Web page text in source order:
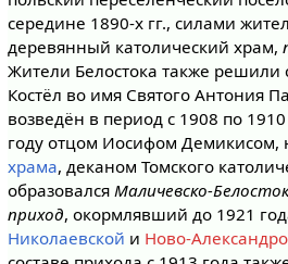
середине 1890-х гг., силами
деревянный католический храм,
Жители Белостока также решили
Костёл во имя Святого Антония
возведён в период с 1908 по
году отцом Иосифом Демикисом,
храма, деканом Томского
образовался Маличевско-
приход, окормлявший до 1921
Николаевской и Ново-